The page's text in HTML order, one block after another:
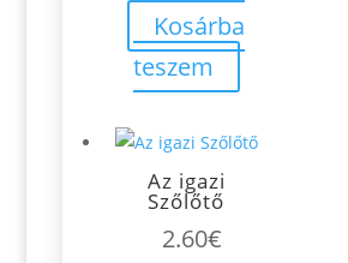
Kosárba
teszem
Az igazi
Szőlőtő
2.60€